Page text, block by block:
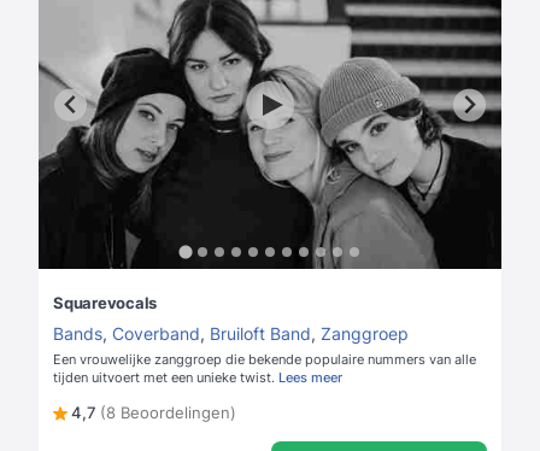
Squarevocals
Bands, Coverband, Bruiloft Band, Zanggroep
Een vrouwelijke zanggroep die bekende populaire nummers van alle
tijden uitvoert met een unieke twist. Lees meer
4,7 (8 Beoordelingen)